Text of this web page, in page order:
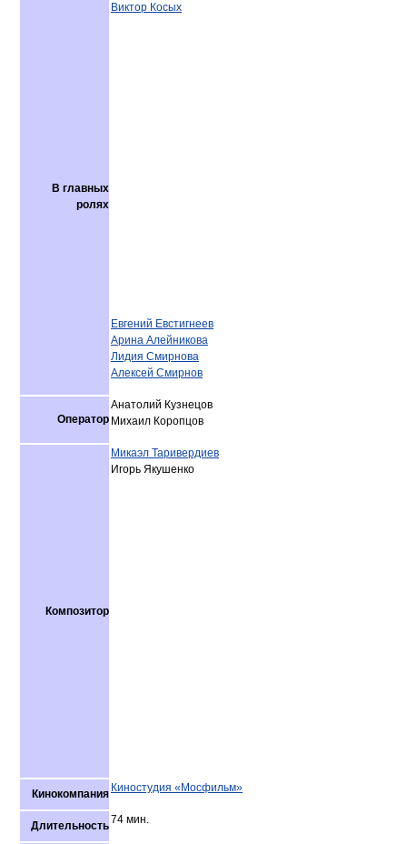
В главных
ролях
Виктор Косых
Евгений Евстигнеев
Арина Алейникова
Лидия Смирнова
Алексей Смирнов
Оператор
Анатолий Кузнецов
Михаил Коропцов
Композитор
Микаэл Таривердиев
Игорь Якушенко
Кинокомпания Киностудия «Мосфильм»
Длительность74 мин.